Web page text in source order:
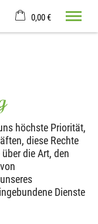
0,00 €
höchste Priorität,
diese Rechte
die Art, den
Dienste